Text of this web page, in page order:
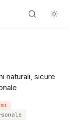
naturali, sicure